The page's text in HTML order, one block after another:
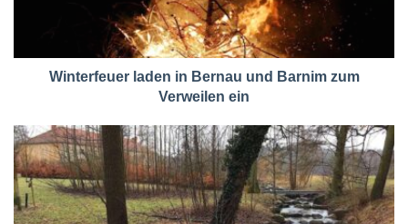
Winterfeuer laden in Bernau und Barnim zum
Verweilen ein